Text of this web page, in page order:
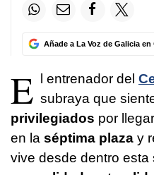
Añade a La Voz de Galicia en
E l entrenador del
subraya que
privilegiados por
en la séptima plaza y
vive desde dentro esta